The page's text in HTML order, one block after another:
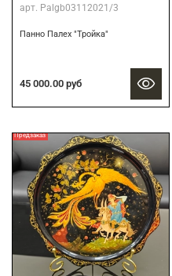
арт. Palgb03112021/3
Панно Палех "Тройка"
45 000.00 руб
Предзаказ